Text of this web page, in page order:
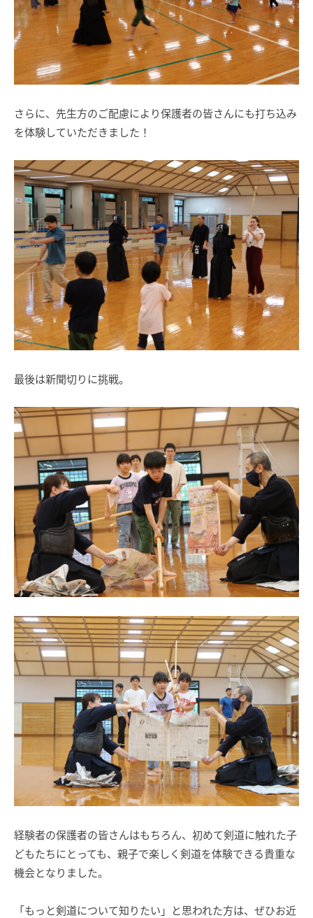
さらに、先生方のご配慮により保護者の皆さんにも打ち込み
を体験していただきました！
最後は新聞切りに挑戦。
経験者の保護者の皆さんはもちろん、初めて剣道に触れた子
どもたちにとっても、親子で楽しく剣道を体験できる貴重な
機会となりました。
「もっと剣道について知りたい」と思われた方は、ぜひお近